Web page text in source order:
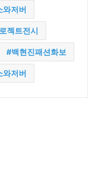
와저버
젝트전시
백현진패션화보
와저버